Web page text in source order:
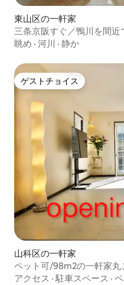
東山区の一軒家
三条京阪すぐ／鴨川を間近
エリア／1週間以上の宿泊で
眺め · 河川 · 静か
ゲストチョイス
ゲストチョイス
山科区の一軒家
ペット可/98m2の一軒家丸
ぐ/3LDK無料駐車場/京都駅
アクセス ·駐車スペース ·